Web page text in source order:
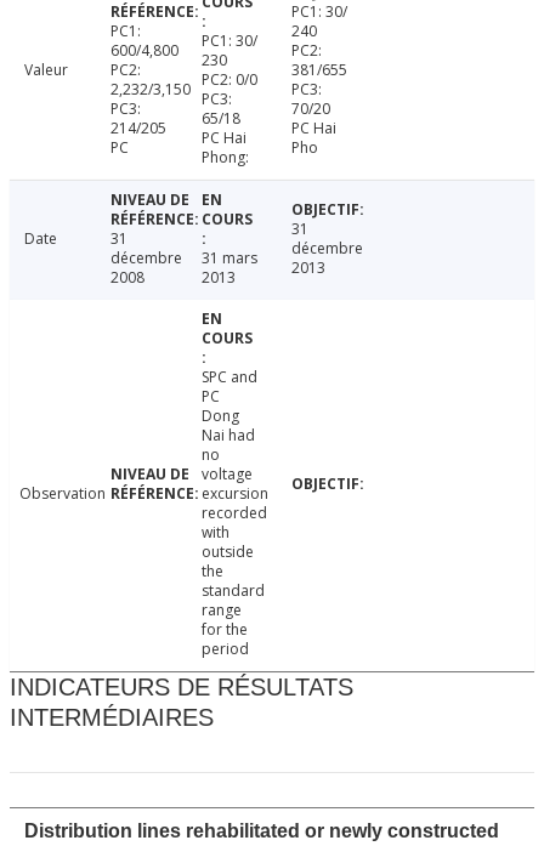
Valeur
PC1:
600/4,800
PC2:
2,232/3,150
PC3:
214/205
PC
PC1: 30/
230
PC2: 0/0
PC3:
65/18
PC Hai
Phong:
PC1: 30/
240
PC2:
381/655
PC3:
70/20
PC Hai
Pho
Date
31
décembre
2008
31 mars
2013
31
décembre
2013
Observation
SPC and
PC
Dong
Nai had
no
voltage
excursion
recorded
with
outside
the
standard
range
for the
period
INDICATEURS DE RÉSULTATS
INTERMÉDIAIRES
Distribution lines rehabilitated or newly constructed